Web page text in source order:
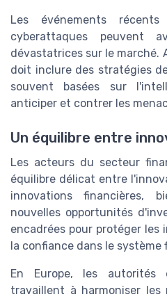
Les événements
cyberattaques peuvent
dévastatrices sur le marché.
doit inclure des stratégies
souvent basées sur
anticiper et contrer les
Un équilibre entre
Les acteurs du secteur
équilibre délicat entre
innovations financières,
nouvelles opportunités
encadrées pour protéger
la confiance dans le système
En Europe, les autorités
travaillent à harmoniser